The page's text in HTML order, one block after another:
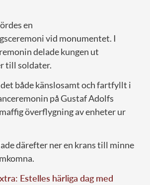
en
vid monumentet. I
delade kungen ut
till soldater.
både känslosamt och fartfyllt i
på Gustaf Adolfs
överflygning av enheter ur
därefter ner en krans till minne
Estelles härliga dag med